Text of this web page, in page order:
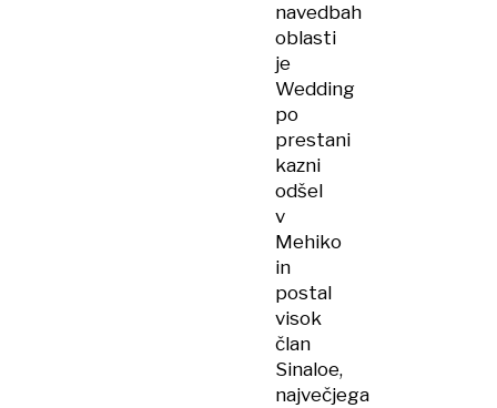
navedbah
oblasti
je
Wedding
po
prestani
kazni
odšel
v
Mehiko
in
postal
visok
član
Sinaloe,
največjega